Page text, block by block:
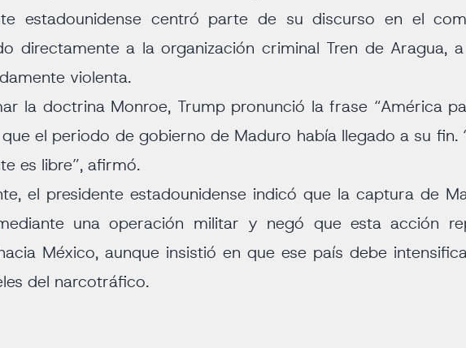
estadounidense centró parte de su discurso en el
directamente a la organización criminal Tren de Aragua,
violenta.
la doctrina Monroe, Trump pronunció la frase “América
el periodo de gobierno de Maduro había llegado a su fin.
es libre”, afirmó.
el presidente estadounidense indicó que la captura de
una operación militar y negó que esta acción
México, aunque insistió en que ese país debe
del narcotráfico.